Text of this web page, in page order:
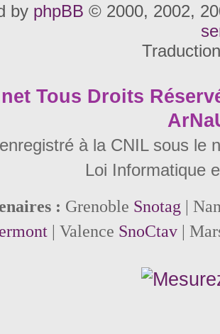
by phpBB © 2000, 2002,
Tous Droits
à la CNIL sous le
Loi Informatique
: Grenoble Snotag |
| Valence SnoCtav|